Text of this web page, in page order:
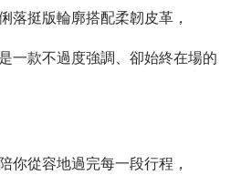
落挺版輪廓搭配柔韌皮革，
一款不過度強調、卻始終在場的
你從容地過完每一段行程，